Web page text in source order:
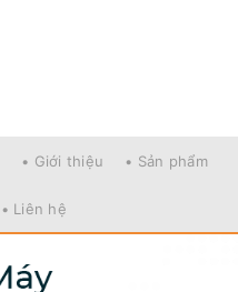
• Giới thiệu • Sản phẩm
• Liên hệ